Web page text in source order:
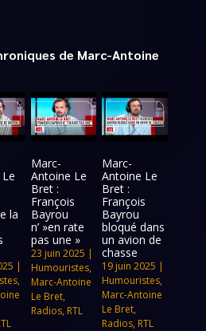
de Marc-Antoine
la
|
,
Marc-
Antoine Le
Bret :
François
Bayrou
n’ »en rate
pas une »
23 juin 2025 |
Humouristes,
Marc-Antoine
Le Bret,
Radios, RTL
Marc-
Antoine Le
Bret :
François
Bayrou
bloqué dans
un avion de
chasse
19 juin 2025 |
Humouristes,
Marc-Antoine
Le Bret,
Radios, RTL